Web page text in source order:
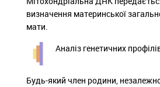
визначення материнської
мати.
Аналіз генетичних
Будь-який член родини,